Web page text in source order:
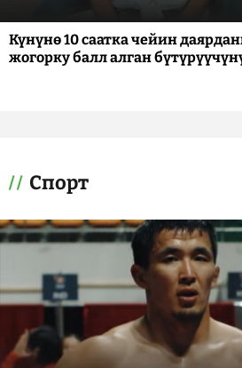
Күнүнө 10 саатка чейин
жогорку балл алган
Спорт